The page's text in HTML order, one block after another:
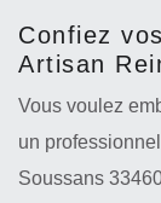
Confiez
Artisan
Vous voulez
un
Soussans